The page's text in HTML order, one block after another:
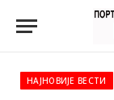
НАЈНОВИЈЕ ВЕСТИ